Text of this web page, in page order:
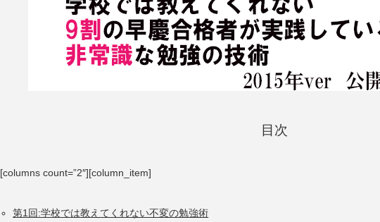
目次
[columns count=”2″][column_item]
第1回:学校では教えてくれない不変の勉強術